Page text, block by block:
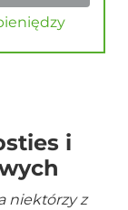
i
niektórzy z